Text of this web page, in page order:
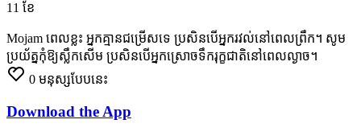
11 ខែ
Mojam ពេលខ្លះ អ្នកគ្មានជម្រើសទេ ប្រសិនបើអ្នករវល់នៅពេលព្រឹក។ សូម
ប្រយ័ត្នកុំឱ្យស្លឹកសើម ប្រសិនបើអ្នកស្រោចទឹករុក្ខជាតិនៅពេលល្ងាច។
0 មនុស្សបែបនេះ
Download the App